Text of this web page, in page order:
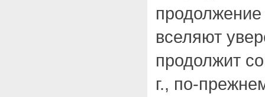
продолжение
вселяют
продолжит
г., по-